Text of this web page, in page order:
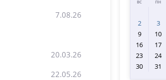
7.08.26
20.03.26
22.05.26
ВС ПН
2
3
9
10
16
17
23
24
30
31